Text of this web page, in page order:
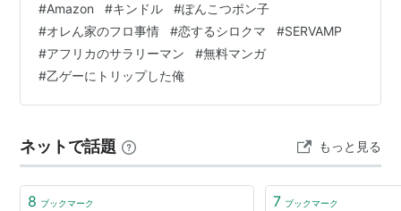
（３） (ビッグコミックス) 作者:矢寺圭太 小学館
Amazon ===以下有料=== ぽんこつポン子つづき オレん
家のフロ事情 1【期間限定 無料お試し版】 (MFコミック
ス ジーンシリーズ) 作者:いときち KADOKAWA Amazon
恋する…
#Amazon #キンドル #ぽんこつポン子
#オレん家のフロ事情 #恋するシロクマ #SERVAMP
#アフリカのサラリーマン #無料マンガ
#乙ゲーにトリップした俺
ネットで話題 もっと見る
8 ブックマーク 7 ブックマーク